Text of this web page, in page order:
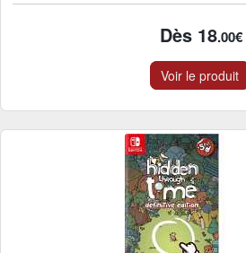
Dès 18.00€
Voir le produit